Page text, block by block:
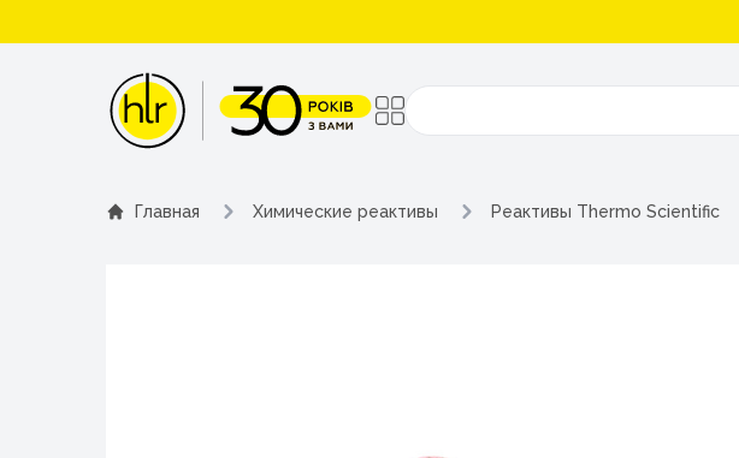
Поиск
Главная Химические реактивы Реактивы Thermo Scientific